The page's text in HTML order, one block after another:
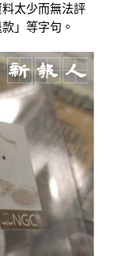
太少而無法評
」等字句。